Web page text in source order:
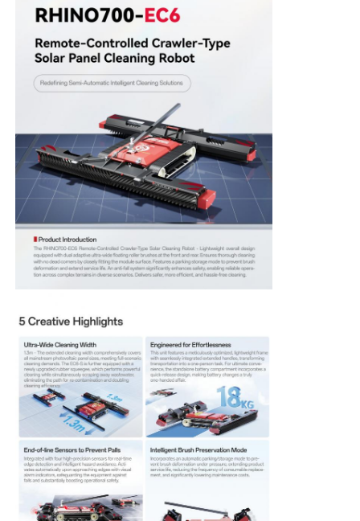
Mesin Reverse Osmosis
Robot Pembersih Panel Surya
Penyimpanan Energi Penghalang Suara